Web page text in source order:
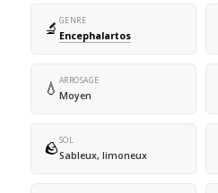
🔬 GENRE
Encephalartos
💧 ARROSAGE
Moyen
🪨SOL
Sableux, limoneux